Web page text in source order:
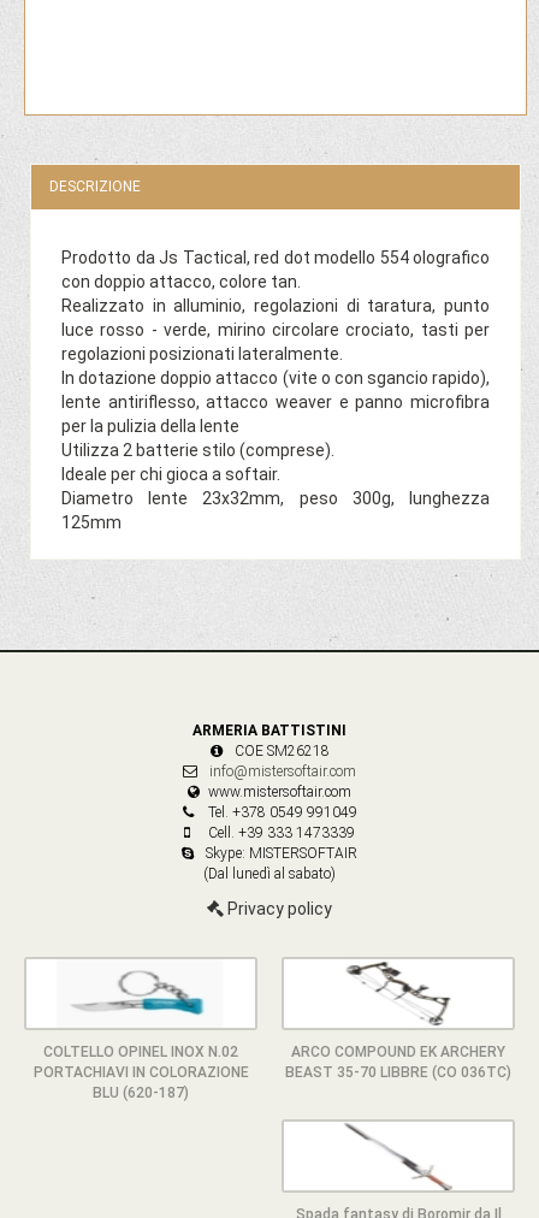
DESCRIZIONE
Prodotto da Js Tactical, red dot modello 554 olografico
con doppio attacco, colore tan.
Realizzato in alluminio, regolazioni di taratura, punto
luce rosso - verde, mirino circolare crociato, tasti per
regolazioni posizionati lateralmente.
In dotazione doppio attacco (vite o con sgancio rapido),
lente antiriflesso, attacco weaver e panno microfibra
per la pulizia della lente
Utilizza 2 batterie stilo (comprese).
Ideale per chi gioca a softair.
Diametro lente 23x32mm, peso 300g, lunghezza
125mm
ARMERIA BATTISTINI
COE SM26218
info@mistersoftair.com
www.mistersoftair.com
Tel. +378 0549 991049
Cell. +39 333 1473339
Skype: MISTERSOFTAIR
(Dal lunedì al sabato)
Privacy policy
COLTELLO OPINEL INOX N.02
PORTACHIAVI IN COLORAZIONE
BLU (620-187)
ARCO COMPOUND EK ARCHERY
BEAST 35-70 LIBBRE (CO 036TC)
Spada fantasy di Boromir da Il